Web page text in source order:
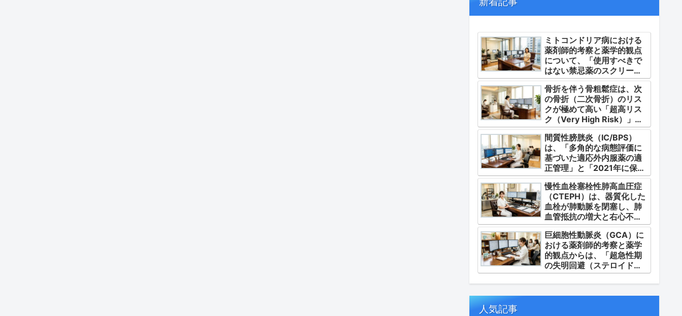
ミトコンドリア病における
薬剤師的考察と薬学的観点
について、「使用すべきで
はない禁忌薬のスクリーニ
ング」「対症療法・カクテ
ル療法の適正使用」「画期
的な新薬・DDSの動向」の
3つの軸から整理します。
骨折を伴う骨粗鬆症は、次
の骨折（二次骨折）のリス
クが極めて高い「超高リス
ク（Very High Risk）」な
状態です。
間質性膀胱炎（IC/BPS）
は、「多角的な病態評価に
基づいた適応外内服薬の適
正管理」と「2021年に保険
適用となった初の治療薬で
あるジメチルスルホキシド
（DMSO）の安全かつ確実
な調剤・運用」に集約され
ます。
慢性血栓塞栓性肺高血圧症
（CTEPH）は、器質化した
血栓が肺動脈を閉塞し、肺
血管抵抗の増大と右心不全
を引き起こす指定難病（第4
群肺高血圧症）です。
巨細胞性動脈炎（GCA）に
おける薬剤師的考察と薬学
的観点からは、「超急性期
の失明回避（ステロイドパ
ルス等の迅速な管理）」
「再燃防止とステロイドの
最小化（トシリズマブやウ
人気記事